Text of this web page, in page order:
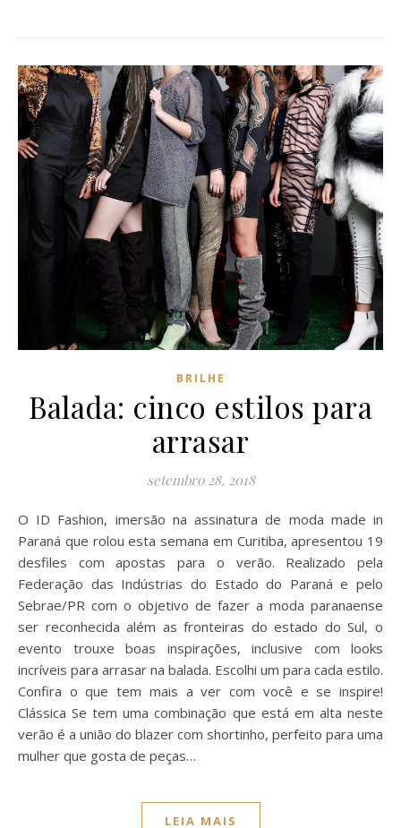
BRILHE
Balada: cinco estilos para
arrasar
setembro 28, 2018
O ID Fashion, imersão na assinatura de moda made in
Paraná que rolou esta semana em Curitiba, apresentou 19
desfiles com apostas para o verão. Realizado pela
Federação das Indústrias do Estado do Paraná e pelo
Sebrae/PR com o objetivo de fazer a moda paranaense
ser reconhecida além as fronteiras do estado do Sul, o
evento trouxe boas inspirações, inclusive com looks
incríveis para arrasar na balada. Escolhi um para cada estilo.
Confira o que tem mais a ver com você e se inspire!
Clássica Se tem uma combinação que está em alta neste
verão é a união do blazer com shortinho, perfeito para uma
mulher que gosta de peças…
LEIA MAIS